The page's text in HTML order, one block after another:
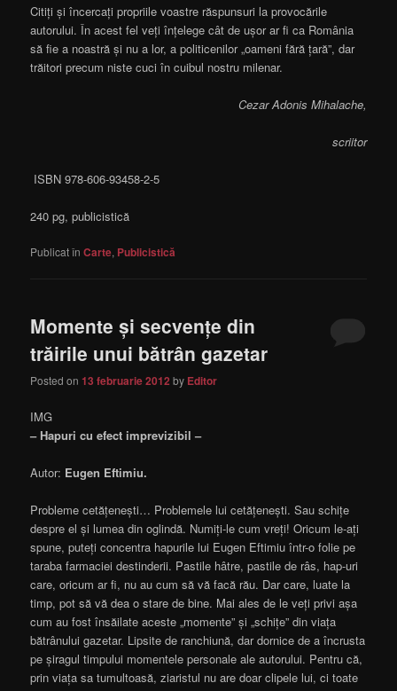
Citiți și încercați propriile voastre răspunsuri la provocările
autorului. În acest fel veți înțelege cât de ușor ar fi ca România
să fie a noastră și nu a lor, a politicenilor „oameni fără țară”, dar
trăitori precum niste cuci în cuibul nostru milenar.
Cezar Adonis Mihalache,
scriitor
ISBN 978-606-93458-2-5
240 pg, publicistică
Publicat în Carte, Publicistică
Momente și secvențe din
trăirile unui bătrân gazetar
Posted on13 februarie 2012 by Editor
IMG
– Hapuri cu efect imprevizibil –
Autor: Eugen Eftimiu.
Probleme cetățenești… Problemele lui cetățenești. Sau schițe
despre el și lumea din oglindă. Numiți-le cum vreți! Oricum le-ați
spune, puteți concentra hapurile lui Eugen Eftimiu într-o folie pe
taraba farmaciei destinderii. Pastile hâtre, pastile de râs, hap-uri
care, oricum ar fi, nu au cum să vă facă rău. Dar care, luate la
timp, pot să vă dea o stare de bine. Mai ales de le veți privi așa
cum au fost însăilate aceste „momente” și „schițe” din viața
bătrânului gazetar. Lipsite de ranchiună, dar dornice de a încrusta
pe șiragul timpului momentele personale ale autorului. Pentru că,
prin viața sa tumultoasă, ziaristul nu are doar clipele lui, ci toate